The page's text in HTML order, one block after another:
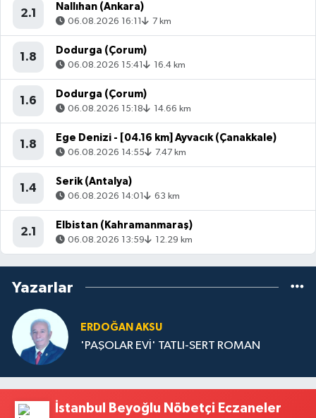
2.1
Nallıhan (Ankara)
06.08.2026 16:11 7 km
1.8
Dodurga (Çorum)
06.08.2026 15:41 16.4 km
1.6
Dodurga (Çorum)
06.08.2026 15:18 14.66 km
1.8
Ege Denizi - [04.16 km] Ayvacık (Çanakkale)
06.08.2026 14:55 7.47 km
1.4
Serik (Antalya)
06.08.2026 14:01 63 km
2.1
Elbistan (Kahramanmaraş)
06.08.2026 13:59 12.29 km
Yazarlar
ERDOĞAN AKSU
'PAŞOLAR EVİ' TATLI-SERT ROMAN
İstanbul Beyoğlu Nöbetçi Eczaneler